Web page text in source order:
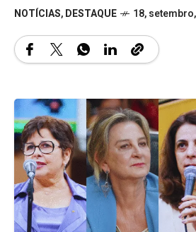
NOTÍCIAS,DESTAQUE 18,